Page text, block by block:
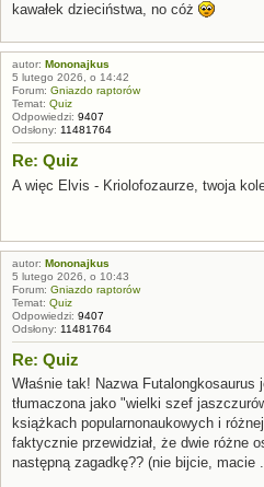
kawałek dzieciństwa, no cóż
autor: Mononajkus
5 lutego 2026, o 14:42
Forum: Gniazdo raptorów
Temat: Quiz
Odpowiedzi: 9407
Odsłony: 11481764
Re: Quiz
A więc Elvis - Kriolofozaurze, twoja
autor: Mononajkus
5 lutego 2026, o 10:43
Forum: Gniazdo raptorów
Temat: Quiz
Odpowiedzi: 9407
Odsłony: 11481764
Re: Quiz
Właśnie tak! Nazwa
tłumaczona jako "wielki szef
książkach popularnonaukowych i
faktycznie przewidział, że dwie różne
następną zagadkę?? (nie bijcie, macie